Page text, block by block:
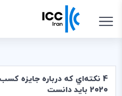
4 نكته‌اي كه درباره جايزه
2020 بايد دانست